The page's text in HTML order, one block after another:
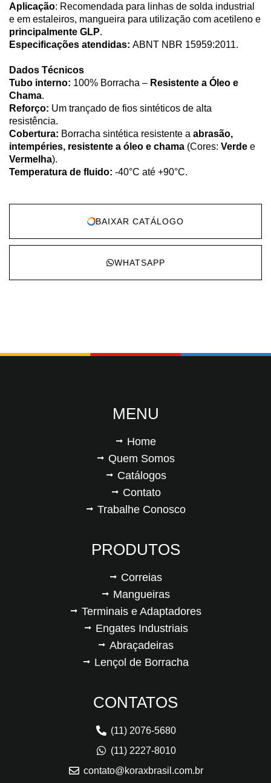
Aplicação: Recomendada para linhas de solda industrial
e em estaleiros, mangueira para utilização com acetileno e
principalmente GLP.
Especificações atendidas: ABNT NBR 15959:2011.
Dados Técnicos
Tubo interno: 100% Borracha – Resistente a Óleo e
Chama.
Reforço: Um trançado de fios sintéticos de alta
resistência.
Cobertura: Borracha sintética resistente a abrasão,
intempéries, resistente a óleo e chama (Cores: Verde e
Vermelha).
Temperatura de fluido: -40°C até +90°C.
BAIXAR CATÁLOGO
WHATSAPP
MENU
Home
Quem Somos
Catálogos
Contato
Trabalhe Conosco
PRODUTOS
Correias
Mangueiras
Terminais e Adaptadores
Engates Industriais
Abraçadeiras
Lençol de Borracha
CONTATOS
(11) 2076-5680
(11) 2227-8010
contato@koraxbrasil.com.br